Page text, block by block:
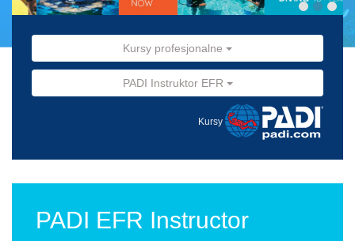
Kursy profesjonalne
PADI Instruktor EFR
Kursy
PADI EFR Instructor